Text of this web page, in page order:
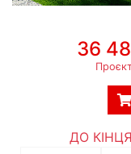
36
ДО